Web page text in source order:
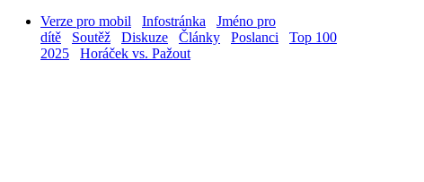
Verze pro mobil Infostránka
Jméno pro
dítě
Soutěž Diskuze Články Poslanci
Top 100
2025
Horáček vs. Pažout